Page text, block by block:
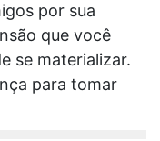
por sua
que você
se materializar.
para tomar